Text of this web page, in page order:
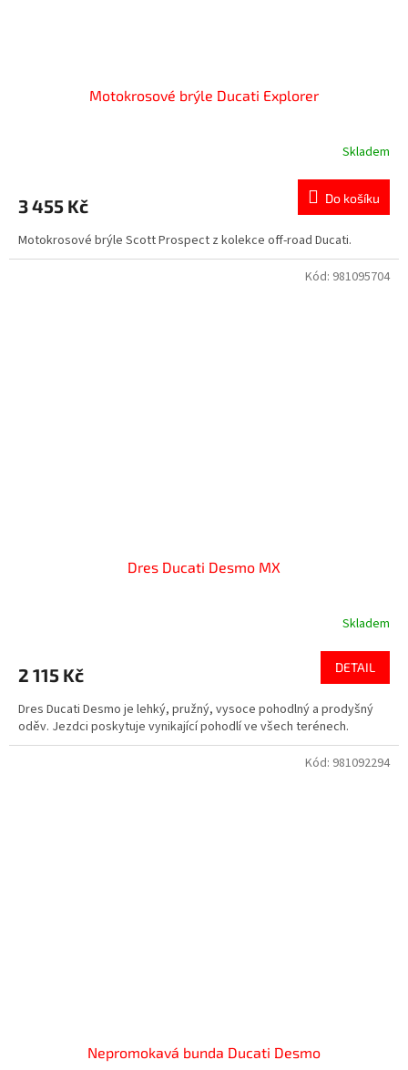
Motokrosové brýle Ducati Explorer
Skladem
3 455 Kč Do košíku
Motokrosové brýle Scott Prospect z kolekce off-road Ducati.
Dres Ducati Desmo MX
Skladem
2 115 Kč DETAIL
Dres Ducati Desmo je lehký, pružný, vysoce pohodlný a prodyšný
oděv. Jezdci poskytuje vynikající pohodlí ve všech terénech.
Kód: 981095704
Nepromokavá bunda Ducati Desmo
Kód: 981092294